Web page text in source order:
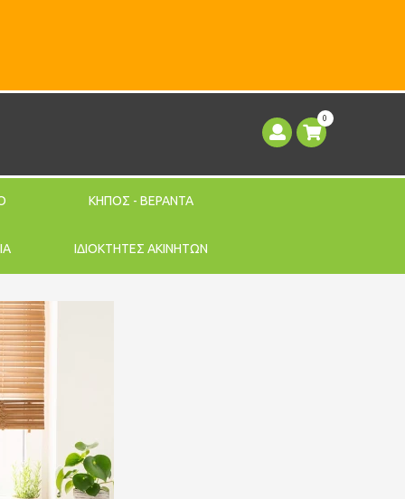
0
ΚΗΠΟΣ - ΒΕΡΑΝΤΑ
ΙΔΙΟΚΤΗΤΕΣ ΑΚΙΝΗΤΩΝ